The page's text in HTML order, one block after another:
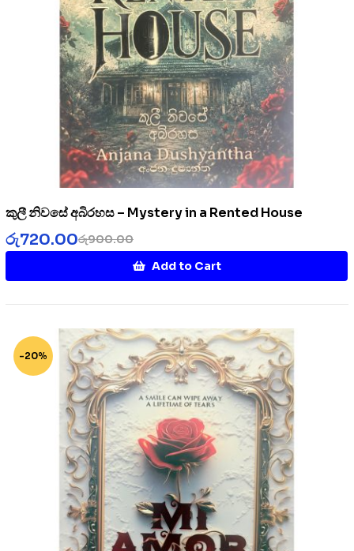
කුලී නිවසේ අබිරහස – Mystery in a Rented House
රු900.00
රු720.00
Add to Cart
-20%